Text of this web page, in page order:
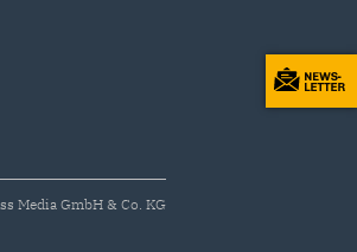
Media GmbH & Co. KG